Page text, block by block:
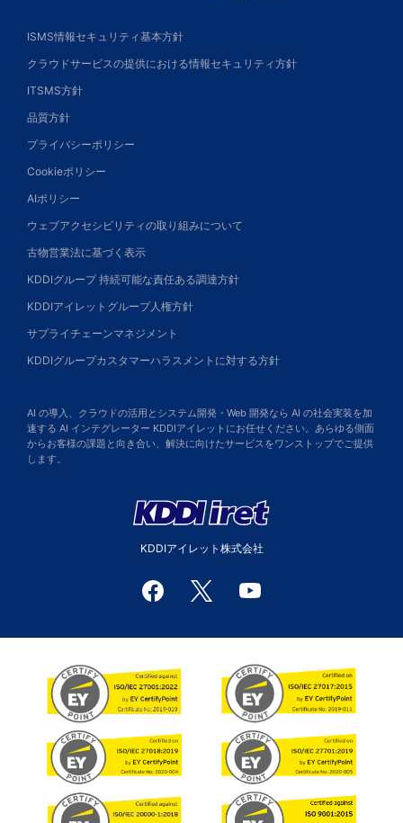
ISMS情報セキュリティ基本方針
クラウドサービスの提供における情報セキュリティ方針
ITSMS方針
品質方針
プライバシーポリシー
Cookieポリシー
AIポリシー
ウェブアクセシビリティの取り組みについて
古物営業法に基づく表示
KDDIグループ 持続可能な責任ある調達方針
KDDIアイレットグループ人権方針
サプライチェーンマネジメント
KDDIグループカスタマーハラスメントに対する方針
AI の導入、クラウドの活用とシステム開発・Web 開発なら AI の社会実装を加
速する AI インテグレーター KDDIアイレットにお任せください。あらゆる側面
からお客様の課題と向き合い、解決に向けたサービスをワンストップでご提供
します。
KDDIアイレット株式会社